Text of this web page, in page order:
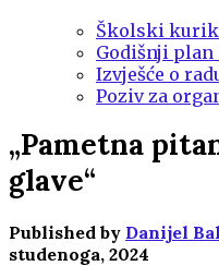
Školski
Godišnji
Izvješće o
Poziv za
„Pametna
glave“
Published by Danijel
studenoga, 2024